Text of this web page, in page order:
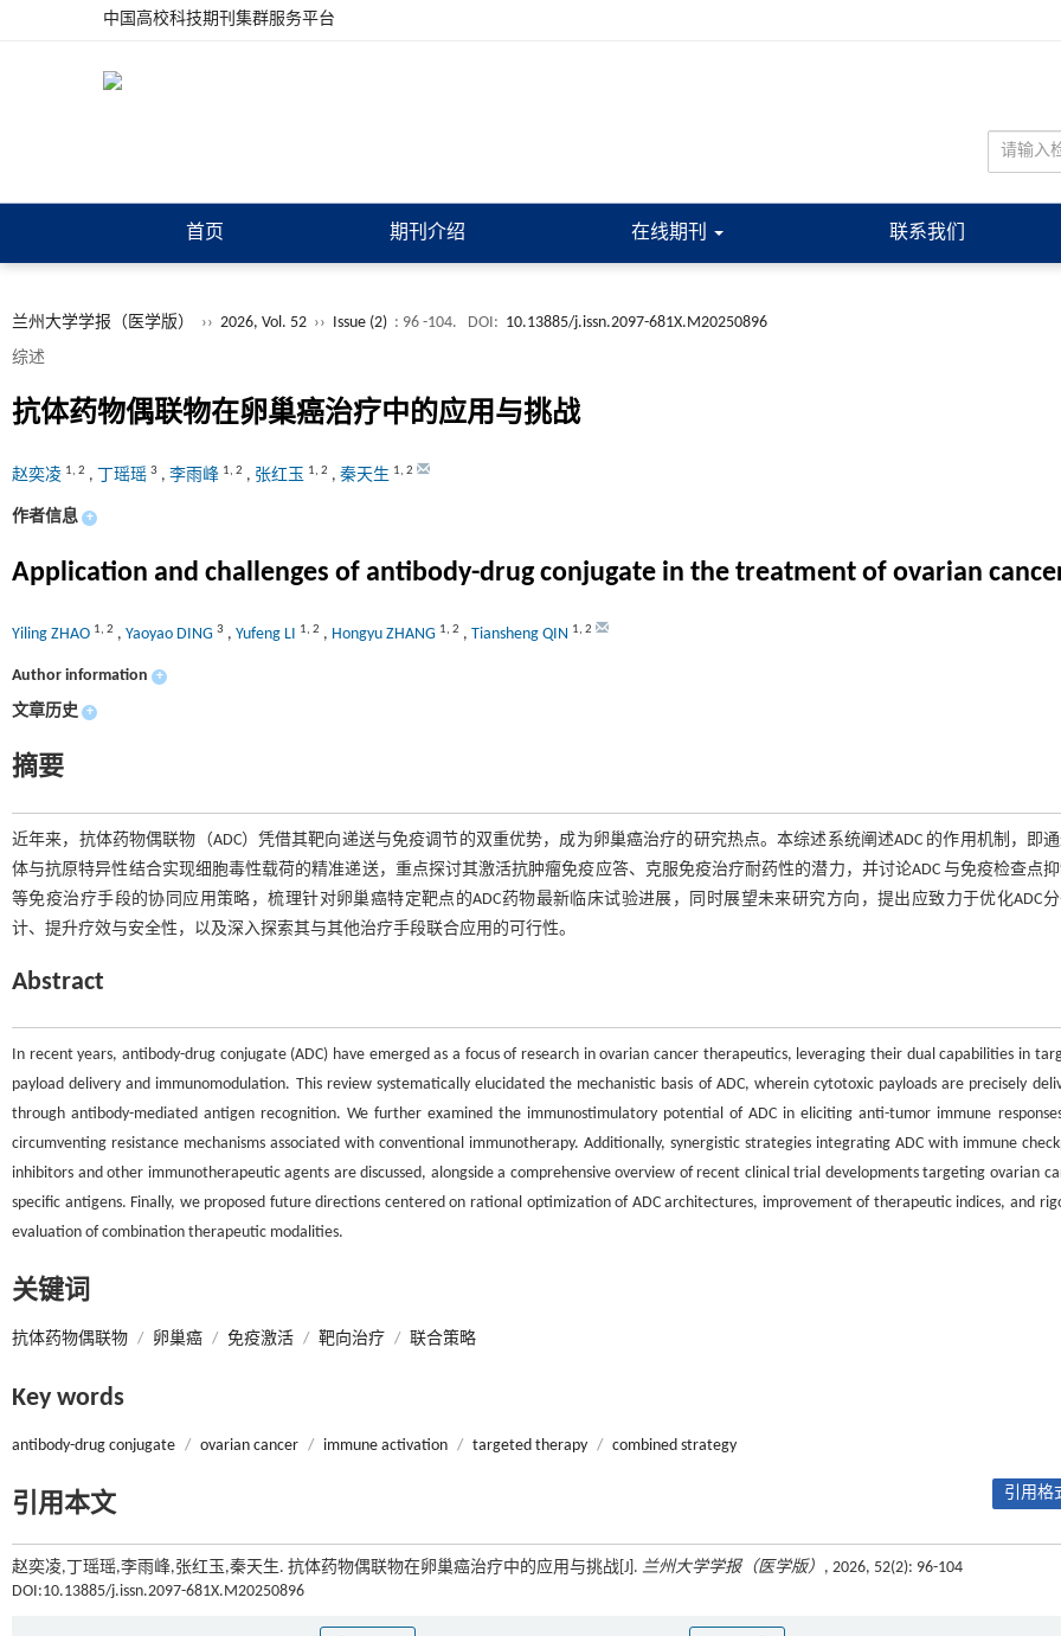
中国高校科技期刊集群服务平台
首页 期刊介绍 在线期刊 联系我们
兰州大学学报（医学版） ›› 2026, Vol. 52 ›› Issue (2) : 96 -104. DOI: 10.13885/j.issn.2097-681X.M20250896
综述
抗体药物偶联物在卵巢癌治疗中的应用与挑战
赵奕凌 1, 2 , 丁瑶瑶 3 , 李雨峰 1, 2 , 张红玉 1, 2 , 秦天生 1, 2
作者信息 +
Application and challenges of antibody-drug conjugate in the treatment of ovarian
Yiling ZHAO 1, 2 , Yaoyao DING 3 , Yufeng LI 1, 2 , Hongyu ZHANG 1, 2 , Tiansheng QIN 1, 2
Author information +
文章历史 +
摘要
近年来，抗体药物偶联物（ADC）凭借其靶向递送与免疫调节的双重优势，成为卵巢癌治疗的研究热点。本综述系统阐述ADC 的作用机制，即
体与抗原特异性结合实现细胞毒性载荷的精准递送，重点探讨其激活抗肿瘤免疫应答、克服免疫治疗耐药性的潜力，并讨论ADC 与免疫检查点抑
等免疫治疗手段的协同应用策略，梳理针对卵巢癌特定靶点的ADC药物最新临床试验进展，同时展望未来研究方向，提出应致力于优化ADC
计、提升疗效与安全性，以及深入探索其与其他治疗手段联合应用的可行性。
Abstract
In recent years, antibody-drug conjugate (ADC) have emerged as a focus of research in ovarian cancer therapeutics, leveraging their dual capabilities in
payload delivery and immunomodulation. This review systematically elucidated the mechanistic basis of ADC, wherein cytotoxic payloads are precisely
through antibody-mediated antigen recognition. We further examined the immunostimulatory potential of ADC in eliciting anti-tumor immune
circumventing resistance mechanisms associated with conventional immunotherapy. Additionally, synergistic strategies integrating ADC with immune
inhibitors and other immunotherapeutic agents are discussed, alongside a comprehensive overview of recent clinical trial developments targeting ovarian
specific antigens. Finally, we proposed future directions centered on rational optimization of ADC architectures, improvement of therapeutic indices, and
evaluation of combination therapeutic modalities.
关键词
抗体药物偶联物 / 卵巢癌 / 免疫激活 / 靶向治疗 / 联合策略
Key words
antibody-drug conjugate / ovarian cancer / immune activation / targeted therapy / combined strategy
引用本文 引用格
赵奕凌,丁瑶瑶,李雨峰,张红玉,秦天生. 抗体药物偶联物在卵巢癌治疗中的应用与挑战[J]. 兰州大学学报（医学版） , 2026, 52(2): 96-104
DOI:10.13885/j.issn.2097-681X.M20250896